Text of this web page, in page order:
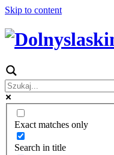
Skip to content
Exact matches only
Search in title